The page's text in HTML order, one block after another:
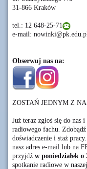
31-866 Kraków
tel.: 12 648-25-71
e-mail:
Obserwuj nas na:
ZOSTAŃ JEDNYM Z
Już teraz zgłoś się do nas i
radiowego fachu. Zdobądź
doświadczenie i staż
nasz adres e-mail lub na
przyjdź w poniedziałek o
spotkanie radiowe w